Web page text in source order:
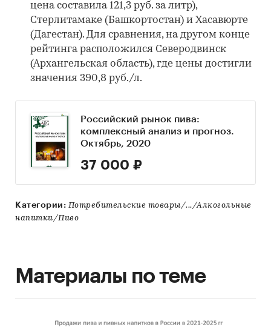
цена составила 121,3 руб. за литр),
Стерлитамаке (Башкортостан) и Хасавюрте
(Дагестан). Для сравнения, на другом конце
рейтинга расположился Северодвинск
(Архангельская область), где цены достигли
значения 390,8 руб./л.
Российский рынок пива:
комплексный анализ и прогноз.
Октябрь, 2020
37 000 ₽
Категории: Потребительские товары/.../Алкогольные
напитки/Пиво
Материалы по теме